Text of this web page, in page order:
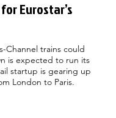
Eurostar’s
Channel trains could
is expected to run its
startup is gearing up
London to Paris.